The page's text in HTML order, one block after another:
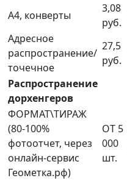
А4, конверты
3,08
руб.
Адресное
распространение/
точечное
27,5
руб.
Распространение
дорхенгеров
ФОРМАТ\ТИРАЖ
(80-100%
фотоотчет, через
онлайн-сервис
Геометка.рф)
ОТ 5
000
шт.